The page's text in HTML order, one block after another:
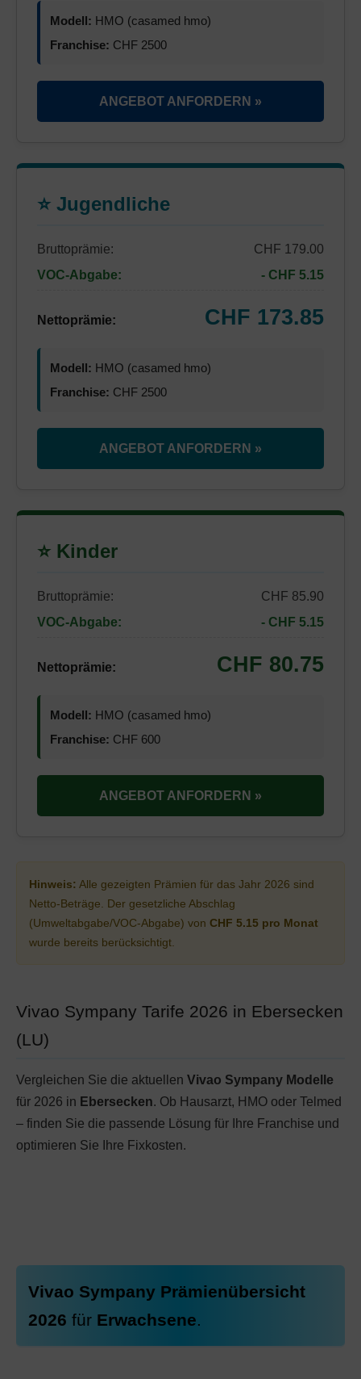
Modell: HMO (casamed hmo)
Franchise: CHF 2500
ANGEBOT ANFORDERN »
⭐ Jugendliche
Bruttoprämie:
CHF 179.00
VOC-Abgabe:
- CHF 5.15
Nettoprämie: CHF 173.85
Modell: HMO (casamed hmo)
Franchise: CHF 2500
ANGEBOT ANFORDERN »
⭐ Kinder
Bruttoprämie:
CHF 85.90
VOC-Abgabe:
- CHF 5.15
Nettoprämie: CHF 80.75
Modell: HMO (casamed hmo)
Franchise: CHF 600
ANGEBOT ANFORDERN »
Hinweis: Alle gezeigten Prämien für das Jahr 2026 sind
Netto-Beträge. Der gesetzliche Abschlag
(Umweltabgabe/VOC-Abgabe) von CHF 5.15 pro Monat
wurde bereits berücksichtigt.
Vivao Sympany Tarife 2026 in Ebersecken
(LU)
Vergleichen Sie die aktuellen Vivao Sympany Modelle
für 2026 in Ebersecken. Ob Hausarzt, HMO oder Telmed
– finden Sie die passende Lösung für Ihre Franchise und
optimieren Sie Ihre Fixkosten.
Vivao Sympany Prämienübersicht
2026 für Erwachsene.